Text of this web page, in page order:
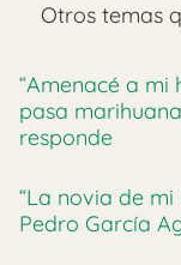
Otros temas
“Amenacé a
pasa
responde
“La novia de
Pedro García